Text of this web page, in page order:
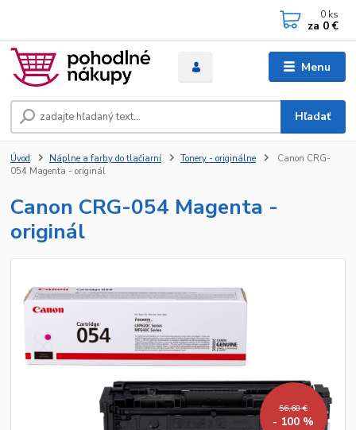
Menu
Hľadať
0 ks
za 0 €
Úvod Náplne a farby do tlačiarní Tonery - originálne
Canon CRG-
054 Magenta - originál
Canon CRG-054 Magenta -
originál
56,68 €
- 100 %